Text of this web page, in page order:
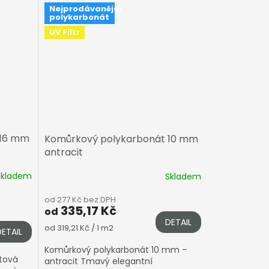
mm
Nejprodávanější
polykarbonát
UV Filtr
Komůrkový polykarbonát 10 mm
antracit
Skladem
od 277 Kč bez DPH
od 335,17 Kč
Měrná
od 319,21 Kč / 1 m2 DETAIL
Komůrkový polykarbonát 10 mm –
antracit Tmavý elegantní